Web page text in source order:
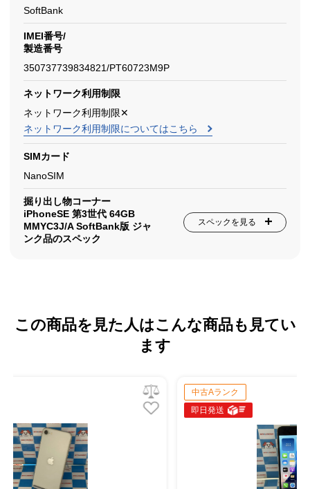
SoftBank
IMEI番号/
製造番号
350737739834821/PT60723M9P
ネットワーク利用制限
ネットワーク利用制限✕
ネットワーク利用制限についてはこちら
SIMカード
NanoSIM
掘り出し物コーナー
iPhoneSE 第3世代 64GB
MMYC3J/A SoftBank版 ジャ
ンク品のスペック
スペックを見る
この商品を見た人はこんな商品も見てい
ます
中古Aランク